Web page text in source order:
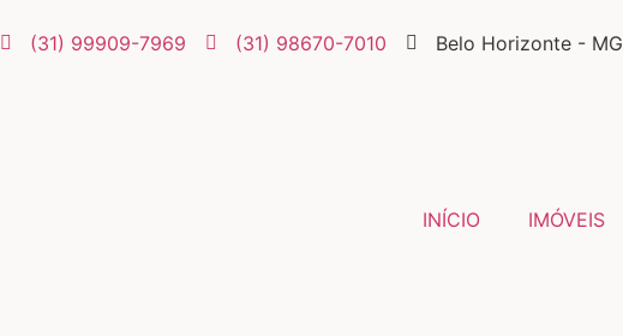
(31) 99909-7969 (31) 98670-7010 Belo Horizonte - MG
INÍCIO IMÓVEIS